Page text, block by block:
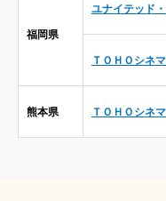
福岡県
ユナイテッド
ＴＯＨＯシネ
熊本県 ＴＯＨＯシネ